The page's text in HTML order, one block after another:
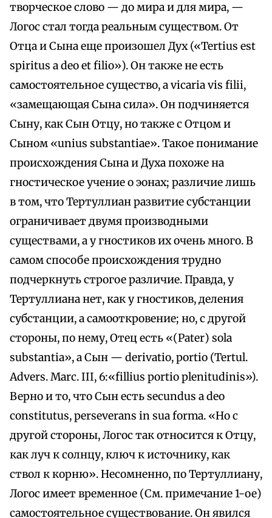
творческое слово — до мира и для мира, —
Логос стал тогда реальным существом. От
Отца и Сына еще произошел Дух («Tertius est
spiritus a deo et filio»). Он также не есть
самостоятельное существо, а vicaria vis filii,
«замещающая Сына сила». Он подчиняется
Сыну, как Сын Отцу, но также с Отцом и
Сыном «unius substantiae». Такое понимание
происхождения Сына и Духа похоже на
гностическое учение о эонах; различие лишь
в том, что Тертуллиан развитие субстанции
ограничивает двумя производными
существами, а у гностиков их очень много. В
самом способе происхождения трудно
подчеркнуть строгое различие. Правда, у
Тертуллиана нет, как у гностиков, деления
субстанции, а самооткровение; но, с другой
стороны, по нему, Отец есть «(Pater) sola
substantia», а Сын — derivatio, portio (Tertul.
Advers. Marc. III, 6:«fillius portio plenitudinis»).
Верно и то, что Сын есть secundus a deo
constitutus, perseverans in sua forma. «Но с
другой стороны, Логос так относится к Отцу,
как луч к солнцу, ключ к источнику, как
ствол к корню». Несомненно, по Тертуллиану,
Логос имеет временное (См. примечание 1-ое)
самостоятельное существование. Он явился